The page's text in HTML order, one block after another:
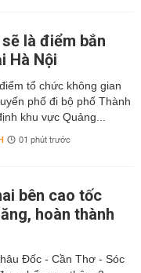
là điểm bắn
Hà Nội
tổ chức không gian
phố đi bộ phố Thành
khu vực Quảng...
01 phút trước
bên cao tốc
hoàn thành
Đốc - Cần Thơ - Sóc